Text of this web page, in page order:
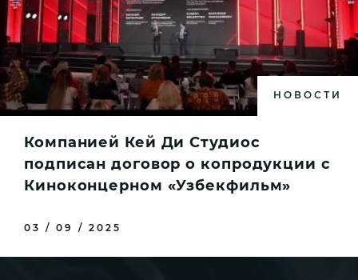
НОВОСТИ
Компанией Кей Ди Студиос
подписан договор о копродукции с
Киноконцерном «Узбекфильм»
03 / 09 / 2025